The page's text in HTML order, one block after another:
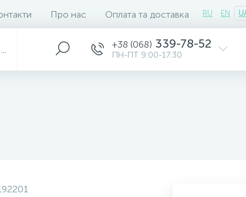
Про нас Оплата та доставка RU EN
+38 (068) 339-78-52
ПН-ПТ 9:00-17:30